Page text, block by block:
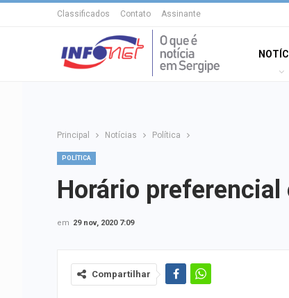
Classificados Contato Assinante
Principal Notícias Política
POLÍTICA
Horário
em 29 nov, 2020 7:09
Compartilhar